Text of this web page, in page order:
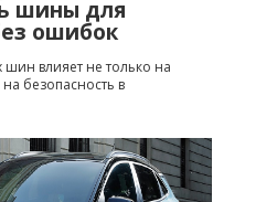
шины для
ошибок
влияет не только на
безопасность в